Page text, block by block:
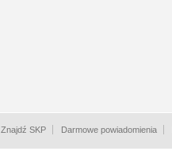
Znajdź SKP Darmowe powiadomienia